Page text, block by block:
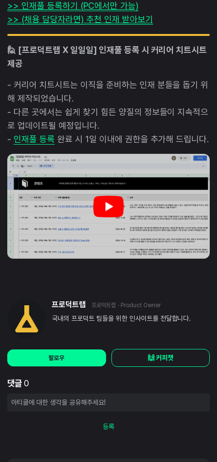
>> 인재풀 등록하기 (PC에서만 가능)
>> (채용 담당자라면) 추천 인재 받아보기
🙋 [프로덕트랩 X 일일일] 인재풀 등록 시 커리어 치트시트
제공
- 커리어 치트시트는 이직을 준비하는 인재 분들을 돕기 위
해 제작되었습니다.
- 다른 곳에서는 쉽게 찾기 힘든 양질의 정보들이 지속적으
로 업데이트될 예정입니다.
- 인재풀 등록 완료 시 1일 이내에 권한을 추가해 드립니다.
프로덕트랩 프로덕트랩 · Product Owner
국내의 프로덕트 팀들을 위한 인사이트를 전달합니다.
팔로우 🙌 커피챗
댓글 0
등록